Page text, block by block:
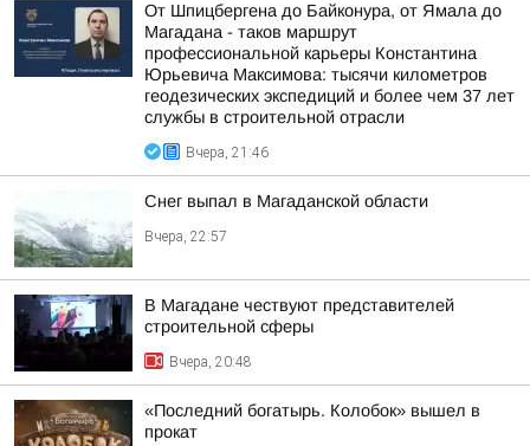
От Шпицбергена до Байконура, от Ямала до
Магадана - таков маршрут
профессиональной карьеры Константина
Юрьевича Максимова: тысячи километров
геодезических экспедиций и более чем 37 лет
службы в строительной отрасли
Вчера, 21:46
Снег выпал в Магаданской области
Вчера, 22:57
В Магадане чествуют представителей
строительной сферы
Вчера, 20:48
«Последний богатырь. Колобок» вышел в
прокат